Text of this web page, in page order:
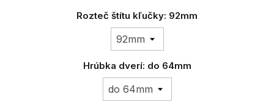
Rozteč štítu kľučky: 92mm
Hrúbka dverí: do 64mm